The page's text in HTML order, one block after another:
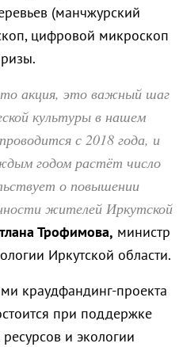
(манчжурский
цифровой микроскоп
акция, это важный шаг
культуры в нашем
с 2018 года, и
годом растёт число
о повышении
жителей Иркутской
Трофимова, министр
Иркутской области.
краудфандинг-проекта
при поддержке
и экологии